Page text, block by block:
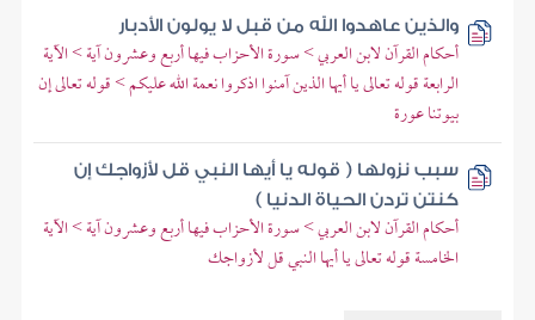
والذين عاهدوا الله من قبل لا يولون الأدبار
أحكام القرآن لابن العربي > سورة الأحزاب فيها أربع وعشرون آية > الآية
الرابعة قوله تعالى يا أيها الذين آمنوا اذكروا نعمة الله عليكم > قوله تعالى إن
بيوتنا عورة
سبب نزولها ( قوله يا أيها النبي قل لأزواجك إن
كنتن تردن الحياة الدنيا )
أحكام القرآن لابن العربي > سورة الأحزاب فيها أربع وعشرون آية > الآية
الخامسة قوله تعالى يا أيها النبي قل لأزواجك